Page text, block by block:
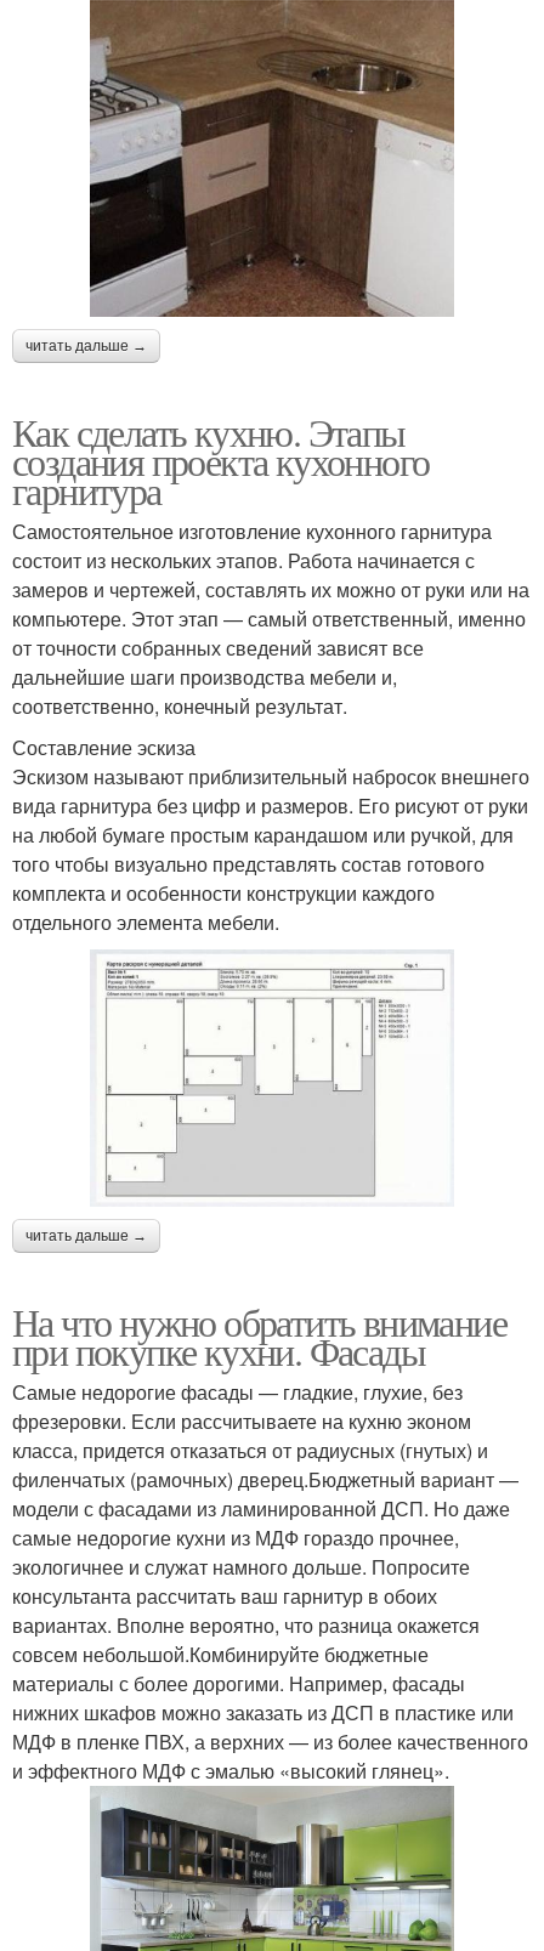
читать дальше →
Как сделать кухню. Этапы
создания проекта кухонного
гарнитура
Самостоятельное изготовление кухонного гарнитура
состоит из нескольких этапов. Работа начинается с
замеров и чертежей, составлять их можно от руки или на
компьютере. Этот этап — самый ответственный, именно
от точности собранных сведений зависят все
дальнейшие шаги производства мебели и,
соответственно, конечный результат.
Составление эскиза
Эскизом называют приблизительный набросок внешнего
вида гарнитура без цифр и размеров. Его рисуют от руки
на любой бумаге простым карандашом или ручкой, для
того чтобы визуально представлять состав готового
комплекта и особенности конструкции каждого
отдельного элемента мебели.
читать дальше →
На что нужно обратить внимание
при покупке кухни. Фасады
Самые недорогие фасады — гладкие, глухие, без
фрезеровки. Если рассчитываете на кухню эконом
класса, придется отказаться от радиусных (гнутых) и
филенчатых (рамочных) дверец.Бюджетный вариант —
модели с фасадами из ламинированной ДСП. Но даже
самые недорогие кухни из МДФ гораздо прочнее,
экологичнее и служат намного дольше. Попросите
консультанта рассчитать ваш гарнитур в обоих
вариантах. Вполне вероятно, что разница окажется
совсем небольшой.Комбинируйте бюджетные
материалы с более дорогими. Например, фасады
нижних шкафов можно заказать из ДСП в пластике или
МДФ в пленке ПВХ, а верхних — из более качественного
и эффектного МДФ с эмалью «высокий глянец».